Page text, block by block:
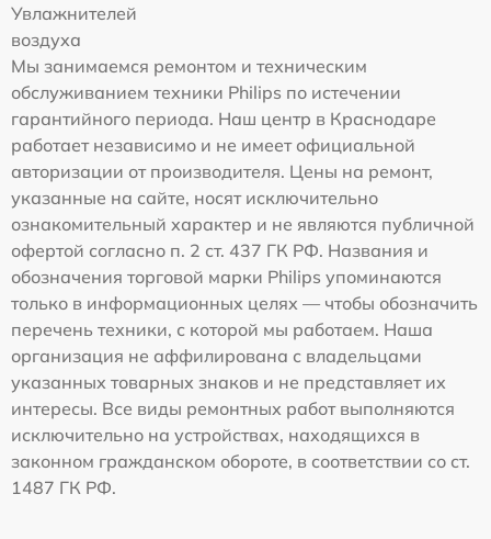
Увлажнителей
воздуха
Мы занимаемся ремонтом и техническим
обслуживанием техники Philips по истечении
гарантийного периода. Наш центр в Краснодаре
работает независимо и не имеет официальной
авторизации от производителя. Цены на ремонт,
указанные на сайте, носят исключительно
ознакомительный характер и не являются публичной
офертой согласно п. 2 ст. 437 ГК РФ. Названия и
обозначения торговой марки Philips упоминаются
только в информационных целях — чтобы обозначить
перечень техники, с которой мы работаем. Наша
организация не аффилирована с владельцами
указанных товарных знаков и не представляет их
интересы. Все виды ремонтных работ выполняются
исключительно на устройствах, находящихся в
законном гражданском обороте, в соответствии со ст.
1487 ГК РФ.